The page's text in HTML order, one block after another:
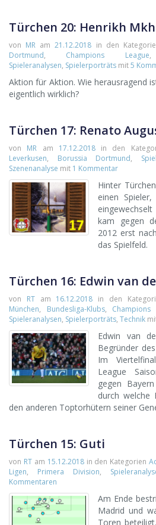
Türchen 20: Henrikh
von MR am21.12.2018 in den
Dortmund, Champions League
Spieleranalysen, Spielerporträts mit5
Aktion für Aktion. Wie herausragend
eigentlich wirklich?
Türchen 17: Renato
von MR am 17.12.2018in den
Leverkusen, Borussia Dortmund,
Szenenanalyse mit 1 Kommentar
Hinter
einen
kam gegen
2012 erst
das Spielfeld.
Türchen 16: Edwin van
von RTam 16.12.2018 in den
München, Bundesliga-Klubs, Champions
Spieleranalysen, Spielerporträts, Technik
Edwin van
Begründer
Im
League
gegen
durch welche
den anderen Toptorhütern seiner
Türchen 15: Guti
von RTam 15.12.2018in den Kategorien
Ligen, Primera Division,
Kommentaren
Am Ende
Madrid und
Toren